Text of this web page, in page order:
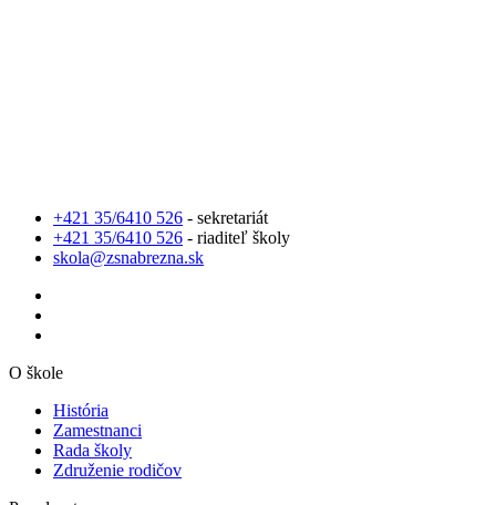
+421 35/6410 526 - sekretariát
+421 35/6410 526 - riaditeľ školy
skola@zsnabrezna.sk
O škole
História
Zamestnanci
Rada školy
Združenie rodičov